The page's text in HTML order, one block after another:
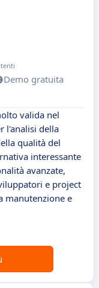
Demo gratuita
valida nel
l'analisi della
qualità del
interessante
avanzate,
e project
manutenzione e